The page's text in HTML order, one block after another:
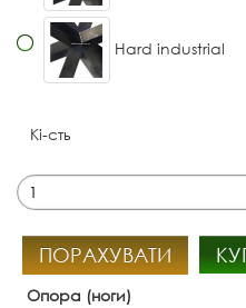
Hard industrial
Кі-сть
ПОРАХУВАТИ
Опора (ноги)